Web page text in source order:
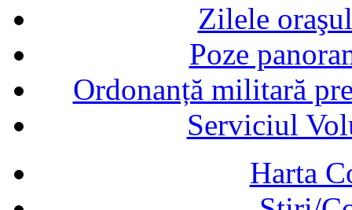
Zilele
Poze
Ordonanță militară
Serviciul
Harta